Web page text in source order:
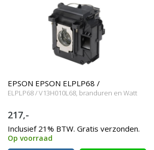
EPSON EPSON ELPLP68 /
behuizing
ELPLP68 / V13H010L68, branduren en Watt
217,-
Inclusief 21% BTW. Gratis verzonden.
Op voorraad